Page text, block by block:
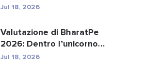
servizi bancari si...
Jul 18, 2026
Valutazione di BharatPe
2026: Dentro l’unicorno
fintech da 2,85 ...
Jul 18, 2026